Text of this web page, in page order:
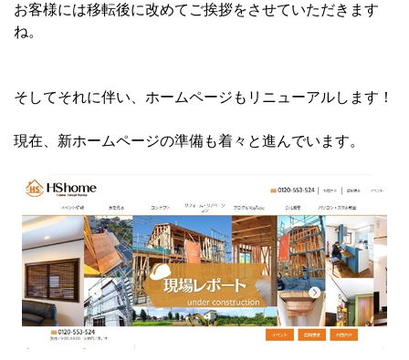
お客様には移転後に改めてご挨拶をさせていただきます
ね。
そしてそれに伴い、ホームページもリニューアルします！
現在、新ホームページの準備も着々と進んでいます。